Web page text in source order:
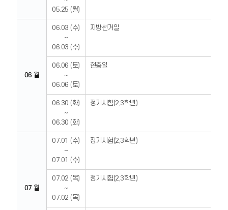
05.25 (월)
06 월
06.03 (수)
~
06.03 (수)
지방선거일
06.06 (토)
~
06.06 (토)
현충일
06.30 (화)
~
06.30 (화)
정기시험(2,3학년)
07 월
07.01 (수)
~
07.01 (수)
정기시험(2,3학년)
07.02 (목)
~
07.02 (목)
정기시험(2,3학년)